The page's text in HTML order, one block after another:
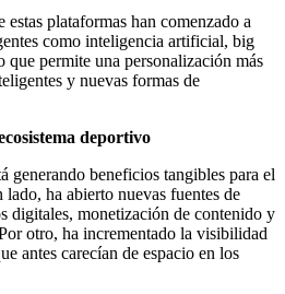
plataformas han comenzado a
como inteligencia artificial, big
que permite una personalización más
y nuevas formas de
deportivo
generando beneficios tangibles para el
ha abierto nuevas fuentes de
digitales, monetización de contenido y
otro, ha incrementado la visibilidad
antes carecían de espacio en los